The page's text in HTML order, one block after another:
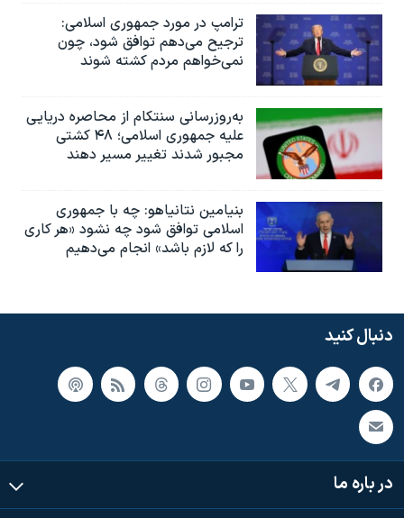
ترامپ در مورد جمهوری اسلامی:
ترجیح می‌دهم توافق شود، چون
نمی‌خواهم مردم کشته شوند
به‌روزرسانی سنتکام از محاصره دریایی
علیه جمهوری اسلامی؛ ۴۸ کشتی
مجبور شدند تغییر مسیر دهند
بنیامین نتانیاهو: چه با جمهوری
اسلامی توافق شود چه نشود «هر کاری
را که لازم باشد» انجام می‌دهیم
دنبال کنید
در باره ما